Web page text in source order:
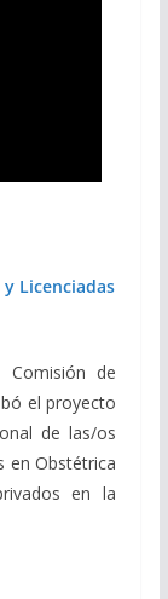
Licenciadas
Comisión de
el proyecto
de las/os
en Obstétrica
en la